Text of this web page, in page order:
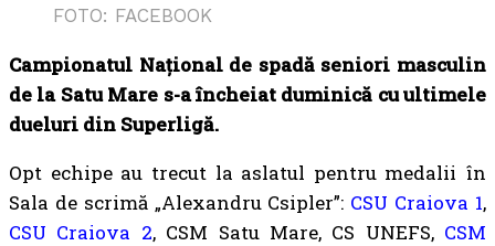
FOTO: FACEBOOK
Campionatul Național de spadă seniori masculin
de la Satu Mare s-a încheiat duminică cu ultimele
dueluri din Superligă.
Opt echipe au trecut la aslatul pentru medalii în
Sala de scrimă „Alexandru Csipler”: CSU Craiova 1,
CSU Craiova 2, CSM Satu Mare, CS UNEFS, CSM